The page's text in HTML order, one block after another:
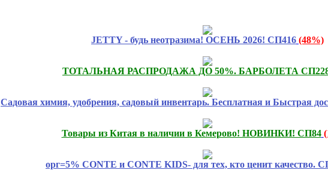
JETTY - будь неотразима! ОСЕНЬ 2026! СП416 (48%)
ТОТАЛЬНАЯ РАСПРОДАЖА ДО 50%. БАРБОЛЕТА
Садовая химия, удобрения, садовый инвентарь. Бесплатная и Быстрая
Товары из Китая в наличии в Кемерово! НОВИНКИ! СП84
орг=5% CONTE и CONTE KIDS- для тех, кто ценит качество.